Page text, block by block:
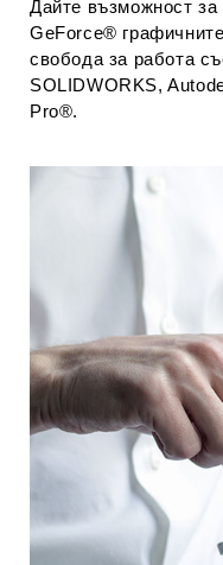
Дайте възможност
GeForce®
свобода за работа
SOLIDWORKS,
Pro®.